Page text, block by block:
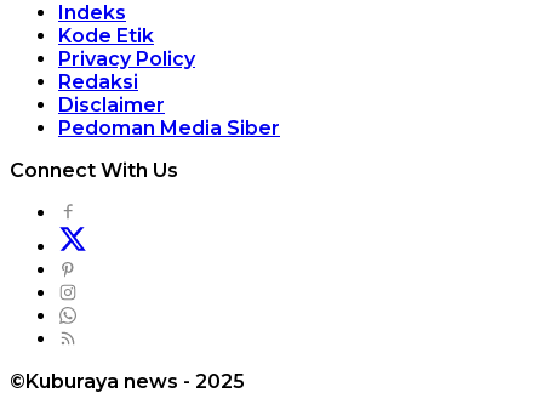
Indeks
Kode Etik
Privacy Policy
Redaksi
Disclaimer
Pedoman Media Siber
Connect With Us
©Kuburaya news - 2025